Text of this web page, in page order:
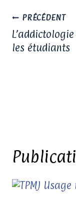
PRÉCÉDENT
les étudiants